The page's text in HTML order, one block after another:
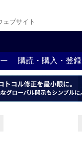
ェブサイト
購読・購入・登録